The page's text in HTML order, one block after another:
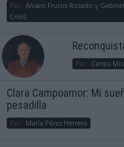
Por Álvaro Frutos Rosado y
Crisis
Por Carlos
Clara Campoamor: Mi
pesadilla
Por María Pérez Herrero